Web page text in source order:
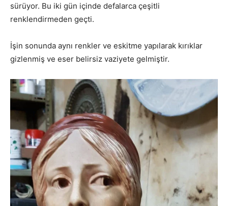
sürüyor. Bu iki gün içinde defalarca çeşitli
renklendirmeden geçti.
İşin sonunda aynı renkler ve eskitme yapılarak kırıklar
gizlenmiş ve eser belirsiz vaziyete gelmiştir.